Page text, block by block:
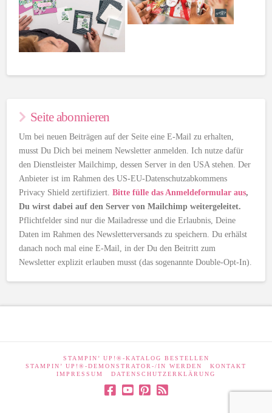
Seite abonnieren
Um bei neuen Beiträgen auf der Seite eine E-Mail zu erhalten,
musst Du Dich bei meinem Newsletter anmelden. Ich nutze dafür
den Dienstleister Mailchimp, dessen Server in den USA stehen. Der
Anbieter ist im Rahmen des US-EU-Datenschutzabkommens
Privacy Shield zertifiziert.Bitte fülle das Anmeldeformular aus,
Du wirst dabei auf den Server von Mailchimp weitergeleitet.
Pflichtfelder sind nur die Mailadresse und die Erlaubnis, Deine
Daten im Rahmen des Newsletterversands zu speichern. Du erhälst
danach noch mal eine E-Mail, in der Du den Beitritt zum
Newsletter explizit erlauben musst (das sogenannte Double-Opt-In).
STAMPIN’ UP!®-KATALOG BESTELLEN
STAMPIN’ UP!®-DEMONSTRATOR-/IN WERDEN
KONTAKT
IMPRESSUM
DATENSCHUTZERKLÄRUNG